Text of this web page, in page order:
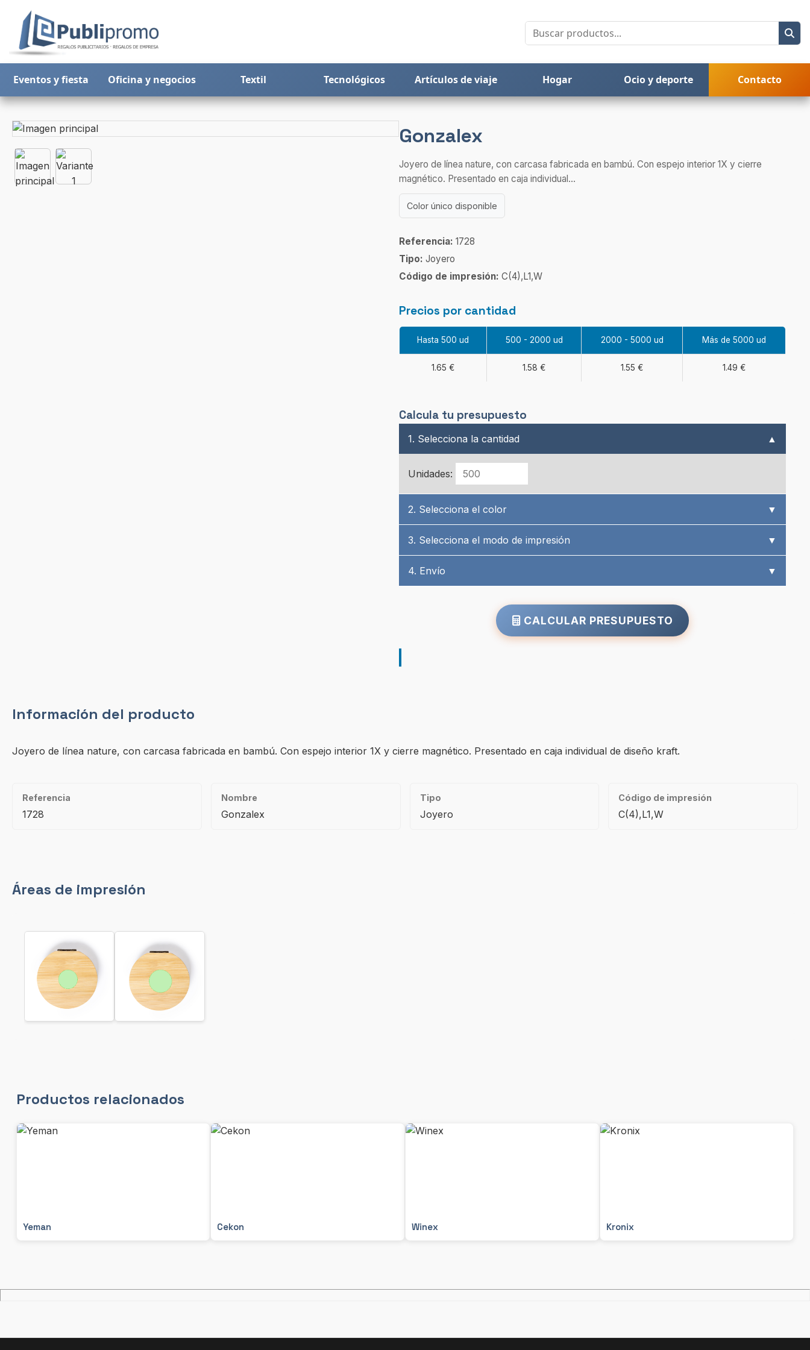
Eventos y fiesta Oficina y negocios Textil Tecnológicos Artículos de viaje Hogar Ocio y deporte Contacto
Gonzalex
Joyero de línea nature, con carcasa fabricada en bambú. Con espejo interior 1X y cierre
magnético. Presentado en caja individual...
Color único disponible
Referencia: 1728
Tipo: Joyero
Código de impresión: C(4),L1,W
Precios por cantidad
Hasta 500 ud 500 - 2000 ud 2000 - 5000 ud Más de 5000 ud
1.65 € 1.58 € 1.55 € 1.49 €
Calcula tu presupuesto
1. Selecciona la cantidad ▲
Unidades:
2. Selecciona el color ▼
3. Selecciona el modo de impresión ▼
4. Envío ▼
CALCULAR PRESUPUESTO
Información del producto
Joyero de línea nature, con carcasa fabricada en bambú. Con espejo interior 1X y cierre magnético. Presentado en caja individual de diseño kraft.
Referencia
1728
Nombre
Gonzalex
Tipo
Joyero
Código de impresión
C(4),L1,W
Áreas de impresión
Productos relacionados
Yeman Cekon Winex Kronix